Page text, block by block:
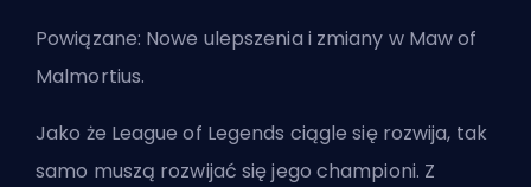
Powiązane: Nowe ulepszenia i zmiany w Maw of
Malmortius.
Jako że League of Legends ciągle się rozwija, tak
samo muszą rozwijać się jego championi. Z